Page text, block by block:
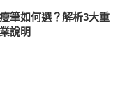
筆如何選？解析3大重
說明